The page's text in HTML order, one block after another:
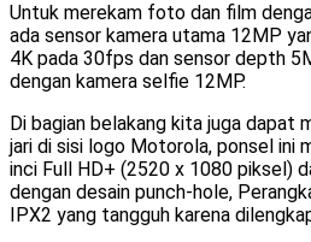
Untuk merekam foto dan film
ada sensor kamera utama 12MP
4K pada 30fps dan sensor depth
dengan kamera selfie 12MP.
Di bagian belakang kita juga dapat
jari di sisi logo Motorola, ponsel ini
inci Full HD+ (2520 x 1080 piksel)
dengan desain punch-hole,
IPX2 yang tangguh karena